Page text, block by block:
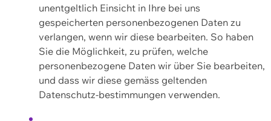
unentgeltlich Einsicht in Ihre bei uns
gespeicherten personenbezogenen Daten zu
verlangen, wenn wir diese bearbeiten. So haben
Sie die Möglichkeit, zu prüfen, welche
personenbezogene Daten wir über Sie bearbeiten,
und dass wir diese gemäss geltenden
Datenschutz-bestimmungen verwenden.